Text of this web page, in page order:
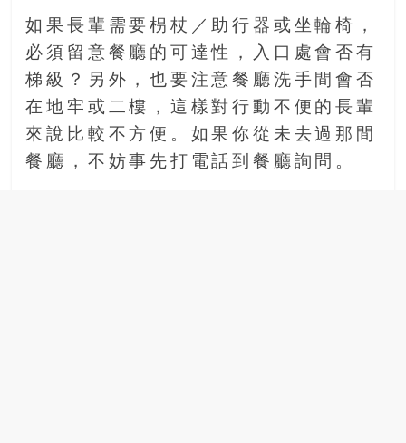
如果長輩需要枴杖／助行器或坐輪椅，
必須留意餐廳的可達性，入口處會否有
梯級？另外，也要注意餐廳洗手間會否
在地牢或二樓，這樣對行動不便的長輩
來說比較不方便。如果你從未去過那間
餐廳，不妨事先打電話到餐廳詢問。